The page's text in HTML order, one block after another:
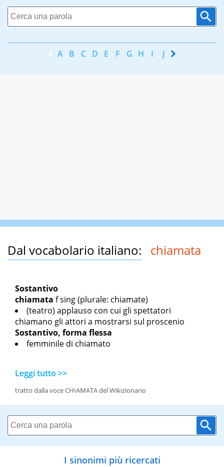
A B C D E F G H I J K
Dal vocabolario italiano: chiamata
Sostantivo
chiamata f sing(plurale: chiamate)
(teatro) applauso con cui gli spettatori
chiamano gli attori a mostrarsi sul proscenio
Sostantivo, forma flessa
femminile di chiamato
Leggi tutto >>
tratto dalla voce CHIAMATA del Wikizionario
I sinonimi più ricercati